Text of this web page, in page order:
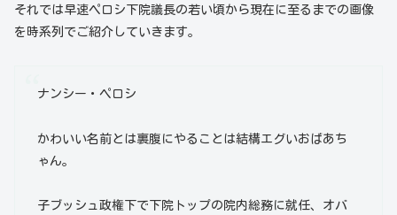
それでは早速ペロシ下院議長の若い頃から現在に至るまでの画像
を時系列でご紹介していきます。
ナンシー・ペロシ
かわいい名前とは裏腹にやることは結構エグいおばあち
ゃん。
子ブッシュ政権下で下院トップの院内総務に就任、オバ